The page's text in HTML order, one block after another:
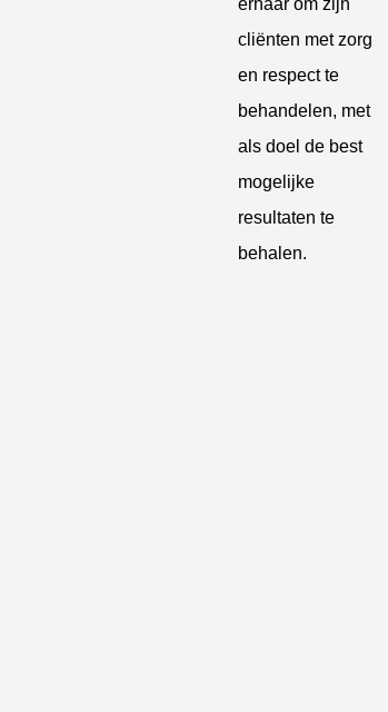
ernaar om zijn
cliënten met zorg
en respect te
behandelen, met
als doel de best
mogelijke
resultaten te
behalen.